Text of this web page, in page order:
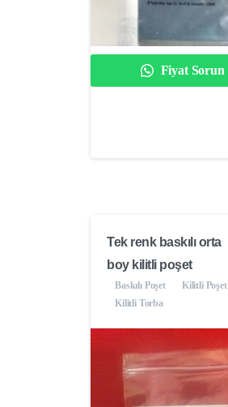
Fiyat Sorun
Tek renk baskılı orta
boy kilitli poşet
Baskılı Poşet
Kilitli Poşet
Kilitli Torba